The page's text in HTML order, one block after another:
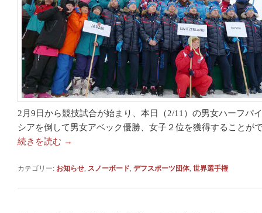
2月9日から競技試合が始まり、本日（2/11）の男女ハーフパ
シアを倒して男女アベック優勝、女子２位を獲得することが
続きを読む →
カテゴリー: お知らせ スノーボード デフスポーツ団体, 世界選手権